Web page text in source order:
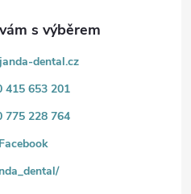
dental.cz
415 653 201
775 228 764
Facebook